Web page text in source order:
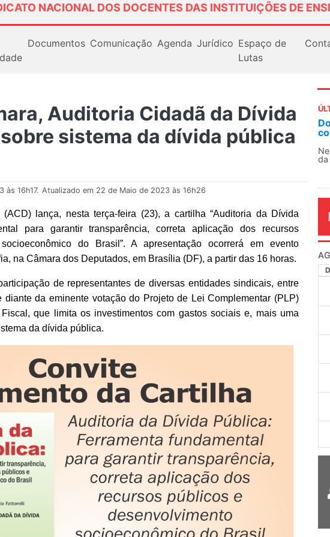
NACIONAL DOS DOCENTES DAS INSTITUIÇÕES DE
Documentos Comunicação Agenda Jurídico Espaço de
Lutas
Auditoria Cidadã da Dívida
sistema da dívida pública
às 16h17. Atualizado em 22 de Maio de 2023 às 16h26
lança, nesta terça-feira (23), a cartilha “Auditoria da Dívida
para garantir transparência, correta aplicação dos recursos
do Brasil”. A apresentação ocorrerá em evento
na Câmara dos Deputados, em Brasília (DF), a partir das 16 horas.
de representantes de diversas entidades sindicais, entre
da eminente votação do Projeto de Lei Complementar (PLP)
que limita os investimentos com gastos sociais e, mais uma
da dívida pública.
Docentes paralisam novamente as atividades
contra as políticas de Milei na Argentina
Nessa segunda-feira (3), sindicatos de docentes
O